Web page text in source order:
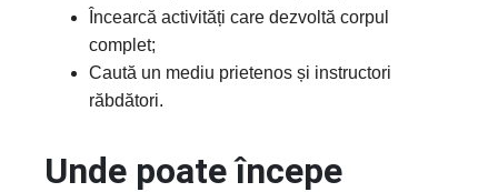
Încearcă activități care dezvoltă corpul
complet;
Caută un mediu prietenos și instructori
răbdători.
Unde poate începe